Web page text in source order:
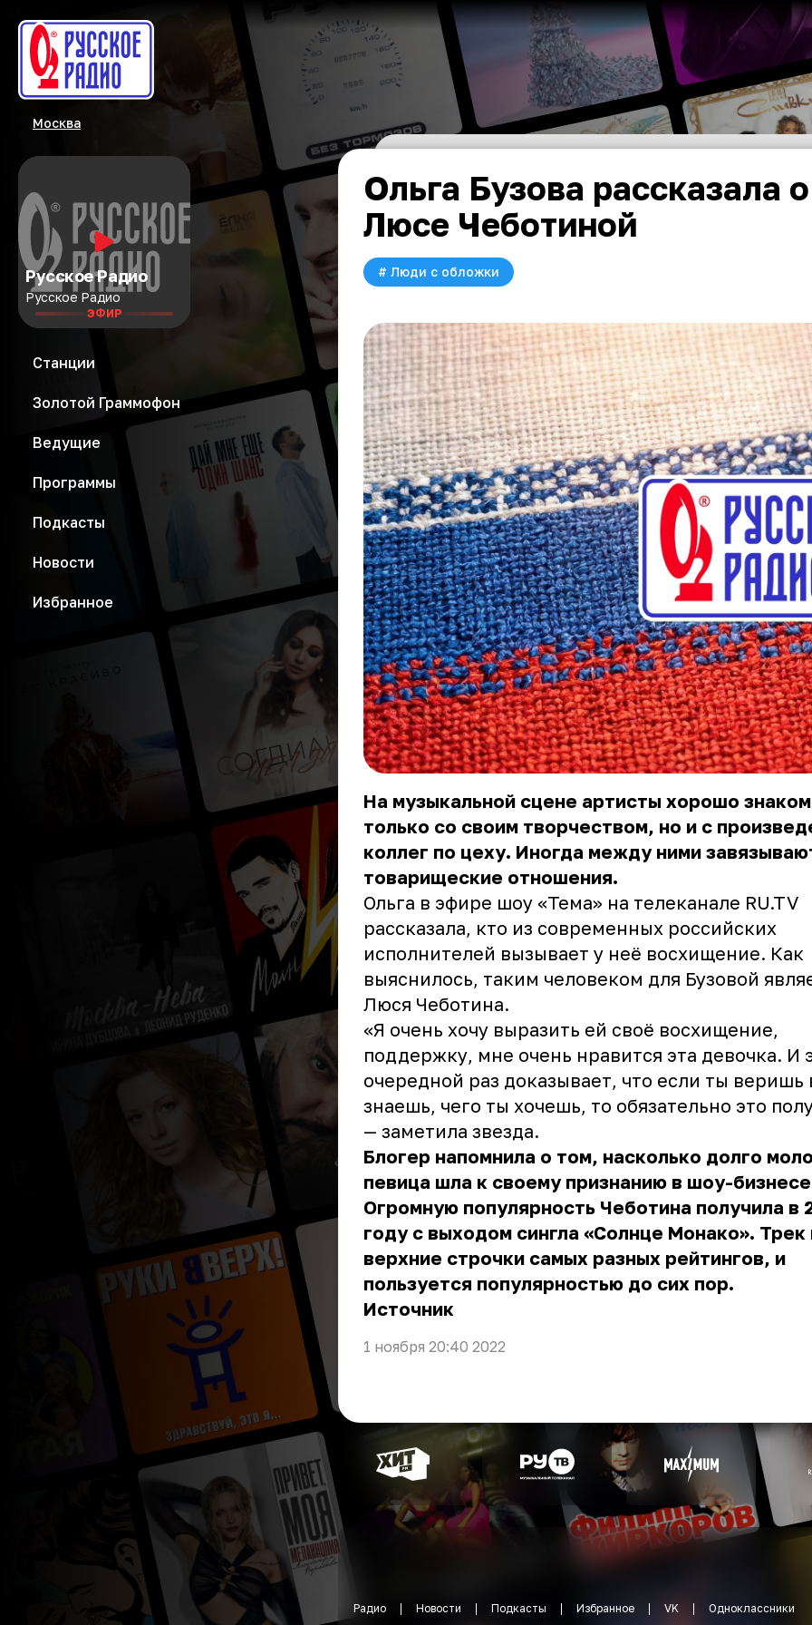
Москва
Русское Радио
Русское Радио
ЭФИР
Станции
Золотой Граммофон
Ведущие
Программы
Подкасты
Новости
Избранное
Ольга Бузова рассказала
Люсе Чеботиной
# Люди с обложки
На музыкальной сцене артисты хорошо
только со своим творчеством, но и с
коллег по цеху. Иногда между ними
товарищеские отношения.
Ольга в эфире шоу «Тема» на телеканале RU.TV
рассказала, кто из современных российских
исполнителей вызывает у неё восхищение. Как
выяснилось, таким человеком для Бузовой
Люся Чеботина.
«Я очень хочу выразить ей своё восхищение,
поддержку, мне очень нравится эта девочка. И
очередной раз доказывает, что если ты веришь
знаешь, чего ты хочешь, то обязательно это
— заметила звезда.
Блогер напомнила о том, насколько долго
певица шла к своему признанию в шоу-
Огромную популярность Чеботина получила в
году с выходом сингла «Солнце Монако». Трек
верхние строчки самых разных рейтингов, и
пользуется популярностью до сих пор.
Источник
1 ноября 20:40 2022
Радио Новости Подкасты Избранное VK Одноклассники